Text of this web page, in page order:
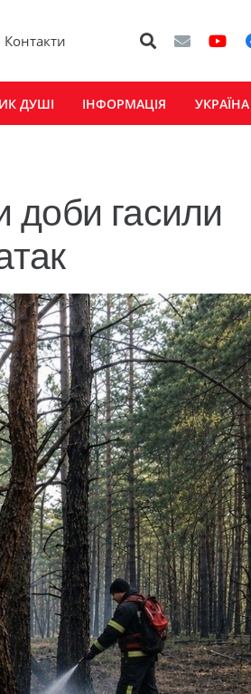
Контакти
ДУШІ ІНФОРМАЦІЯ УКРАЇНА
доби гасили